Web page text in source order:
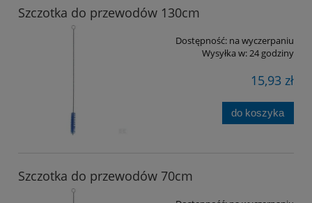
Szczotka do przewodów 130cm
Dostępność: na wyczerpaniu
Wysyłka w:24 godziny
15,93 zł
do koszyka
Szczotka do przewodów 70cm